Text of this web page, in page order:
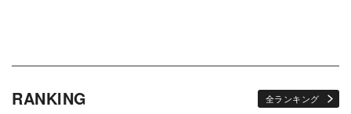
RANKING 全ランキング